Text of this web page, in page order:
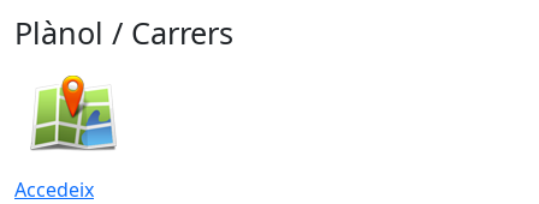
Plànol / Carrers
Accedeix